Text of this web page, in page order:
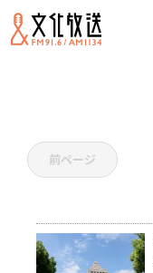
前ページ